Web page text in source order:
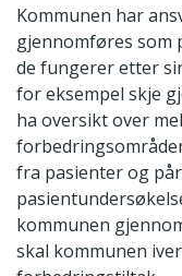
Kommunen har
gjennomføres som
de fungerer etter
for eksempel skje
ha oversikt over
fra pasienter og
kommunen
skal kommunen